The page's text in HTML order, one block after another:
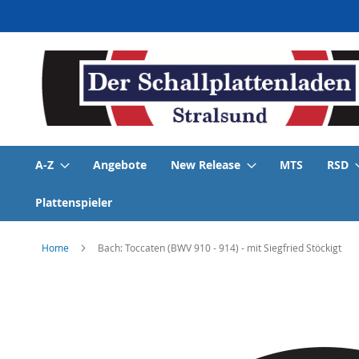
zum
Inhalt
A-Z Angebote New Release MTS RSD
Plattenspieler
Home Bach: Toccaten (BWV 910 - 914) - mit Siegfried Stöckigt